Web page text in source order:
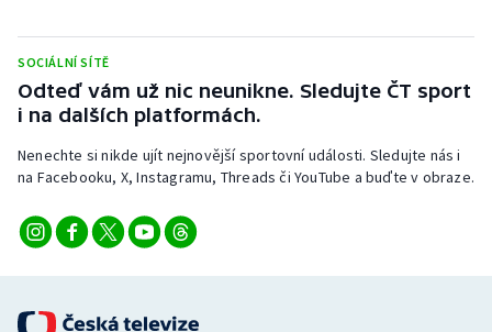
Rychlobruslení
Rychlostní kanoistika
Short track
Stolní tenis
Triatlon
SOCIÁLNÍ SÍTĚ
Odteď vám už nic neunikne. Sledujte ČT sport
i na dalších platformách.
Nenechte si nikde ujít nejnovější sportovní události. Sledujte nás i
na Facebooku, X, Instagramu, Threads či YouTube a buďte v obraze.